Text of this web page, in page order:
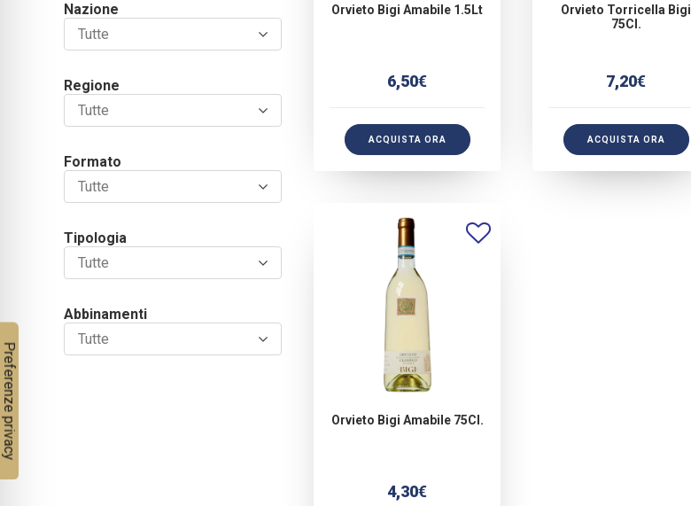
Nazione
Tutte
Regione
Tutte
Formato
Tutte
Tipologia
Tutte
Abbinamenti
Tutte
Orvieto Bigi Amabile 1.5Lt
6,50€
ACQUISTA ORA
Orvieto Torricella Bigi
75Cl.
7,20€
ACQUISTA ORA
Orvieto Bigi Amabile 75Cl.
4,30€